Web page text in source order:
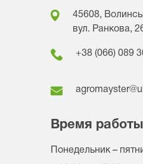
45608,
вул. Ранкова,
+38 (066) 089
Время работы
Понедельник –